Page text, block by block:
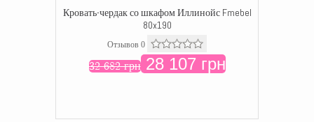
Кровать-чердак со шкафом Иллинойс Fmebel
80x190
Отзывов 0
32 682 грн28 107 грн